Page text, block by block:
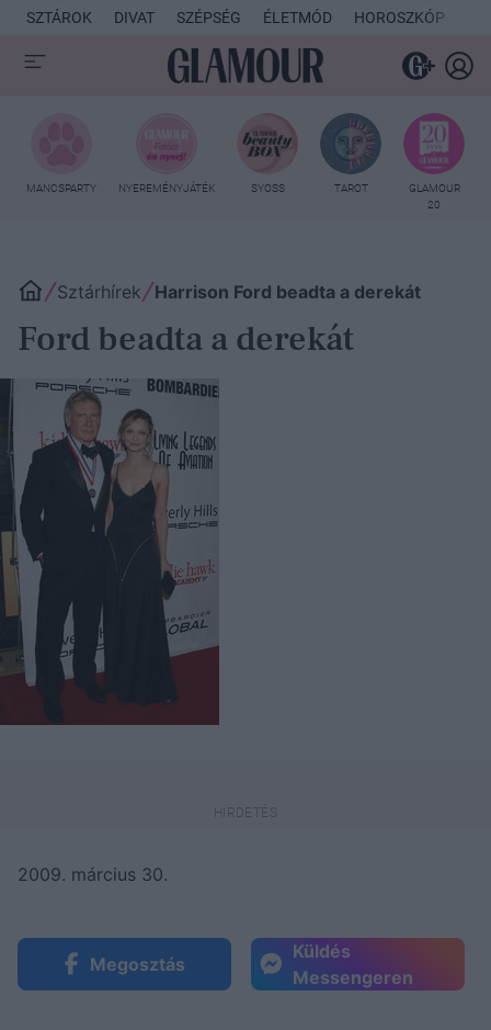
SZTÁROK DIVAT SZÉPSÉG ÉLETMÓD HOROSZKÓP
MANCSPARTY NYEREMÉNYJÁTÉK SYOSS TAROT
GLAMOUR
20
Sztárhírek Harrison Ford beadta a derekát
Ford beadta a derekát
2009. március 30.
Megosztás
Küldés
Messengeren